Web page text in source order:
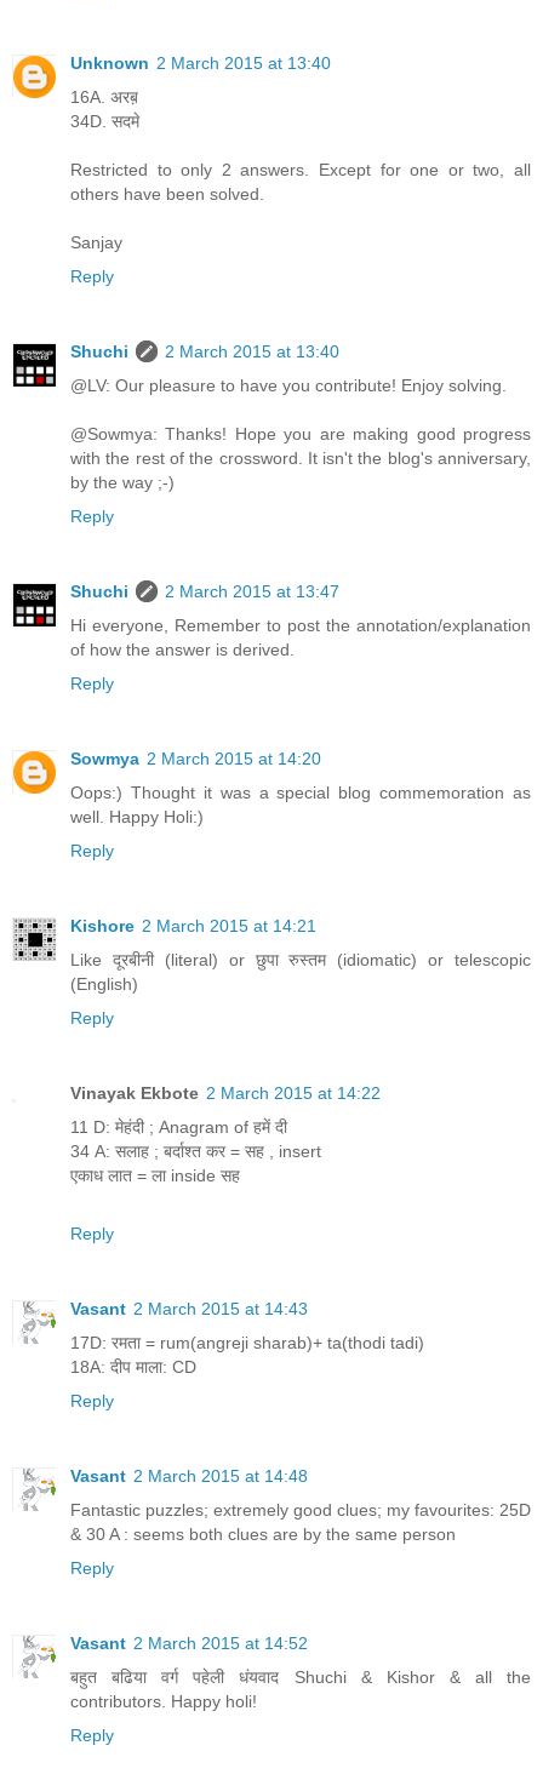
Unknown 2 March 2015 at 13:40
16A. अरब़
34D. सदमे
Restricted to only 2 answers. Except for one or two, all
others have been solved.
Sanjay
Reply
Shuchi
2 March 2015 at 13:40
@LV: Our pleasure to have you contribute! Enjoy solving.
@Sowmya: Thanks! Hope you are making good progress
with the rest of the crossword. It isn't the blog's anniversary,
by the way ;-)
Reply
Shuchi
2 March 2015 at 13:47
Hi everyone, Remember to post the annotation/explanation
of how the answer is derived.
Reply
Sowmya 2 March 2015 at 14:20
Oops:) Thought it was a special blog commemoration as
well. Happy Holi:)
Reply
Kishore 2 March 2015 at 14:21
Like दूरबीनी (literal) or छुपा रुस्तम (idiomatic) or telescopic
(English)
Reply
Vinayak Ekbote 2 March 2015 at 14:22
11 D: मेहंदी ; Anagram of हमें दी
34 A: सलाह ; बर्दाश्त कर = सह , insert
एकाध लात = ला inside सह
Reply
Vasant 2 March 2015 at 14:43
17D: रमता = rum(angreji sharab)+ ta(thodi tadi)
18A: दीप माला: CD
Reply
Vasant 2 March 2015 at 14:48
Fantastic puzzles; extremely good clues; my favourites: 25D
& 30 A : seems both clues are by the same person
Reply
Vasant 2 March 2015 at 14:52
बहुत बढिया वर्ग पहेली धंयवाद Shuchi & Kishor & all the
contributors. Happy holi!
Reply